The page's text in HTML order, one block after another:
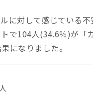
に対して感じている不
で104人(34.6％)が「
になりました。